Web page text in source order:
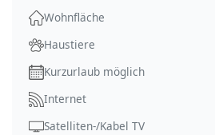
Wohnfläche
Haustiere
Kurzurlaub möglich
Internet
Satelliten-/Kabel TV